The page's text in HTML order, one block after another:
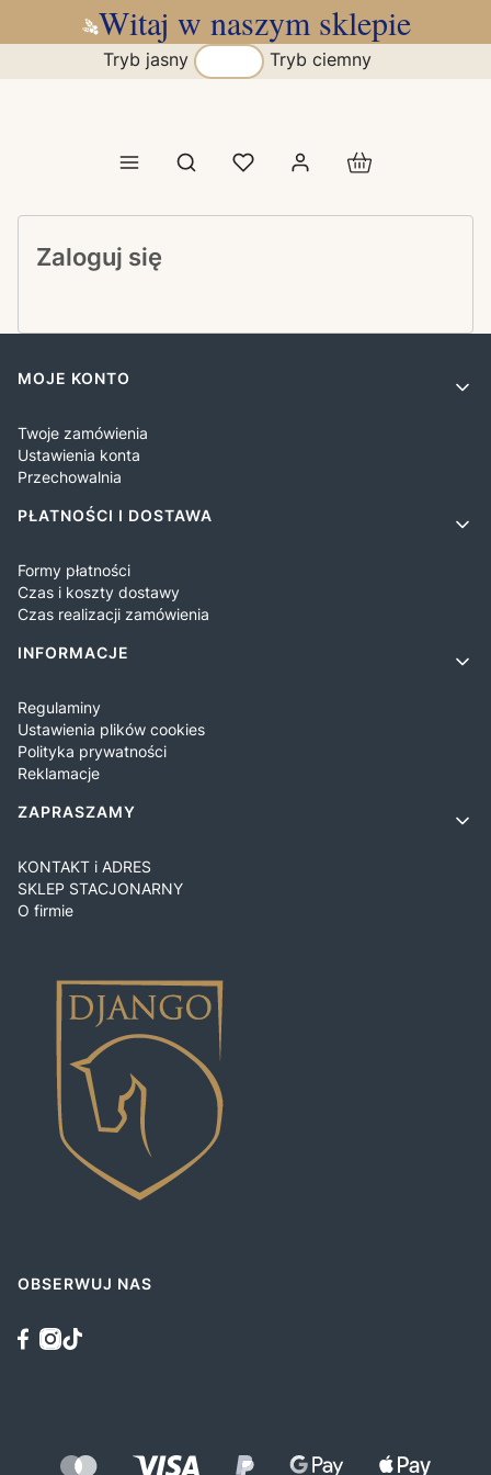
Witaj w naszym sklepie
Tryb jasny Tryb ciemny
Otwórz wyszukiwarkę Produkty w
Zaloguj się
Linki w stopce
MOJE KONTO
Twoje zamówienia
Ustawienia konta
Przechowalnia
PŁATNOŚCI I DOSTAWA
Formy płatności
Czas i koszty dostawy
Czas realizacji zamówienia
INFORMACJE
Regulaminy
Ustawienia plików cookies
Polityka prywatności
Reklamacje
ZAPRASZAMY
KONTAKT i ADRES
SKLEP STACJONARNY
O firmie
OBSERWUJ NAS